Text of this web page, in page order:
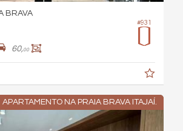
#931
BRAVA
60,00
APARTAMENTO NA PRAIA BRAVA ITAJAÍ.